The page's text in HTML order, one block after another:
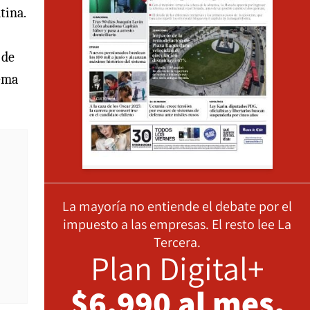
La mayoría no entiende el debate por el
impuesto a las empresas. El resto lee La
Tercera.
Plan Digital+